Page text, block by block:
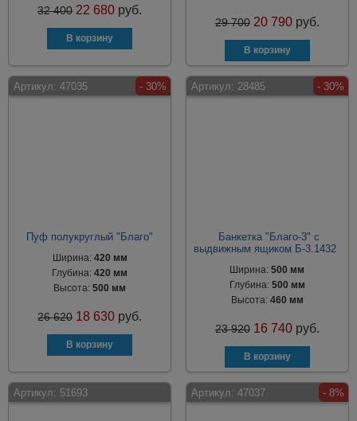
32 400 22 680 руб.
29 700 20 790 руб.
Артикул: 47035 - 30%
Пуф полукруглый "Благо"
Ширина: 420 мм
Глубина:420 мм
Высота:500 мм
26 620 18 630 руб.
Артикул: 28485 - 30%
Банкетка "Благо-3" с
выдвижным ящиком Б-3.1432
Ширина:500 мм
Глубина: 500 мм
Высота: 460 мм
23 920 16 740 руб.
Артикул: 51693 Артикул: 47037 - 8%